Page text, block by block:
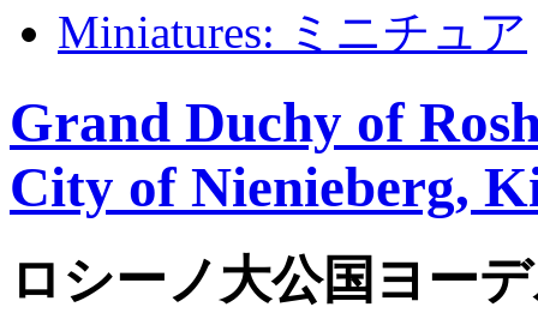
Miniatures: ミニチュア
Grand Duchy of
City of Nienieberg,
ロシーノ大公国ヨー